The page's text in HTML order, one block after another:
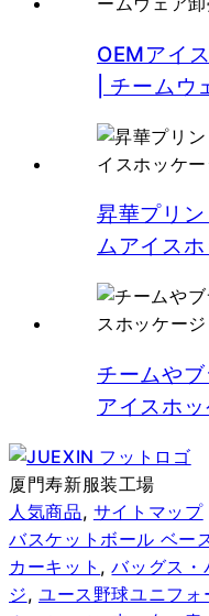
OEMアイ
| チームウ
昇華プリ
ムアイス
チームや
アイスホ
厦門寿新服装工場
人気商品, サイトマップ
バスケットボール ベー
カーキット ,バッグス・
ジ, ユース野球ユニフォ